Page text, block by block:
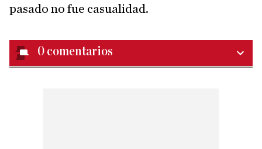
pasado no fue casualidad.
0 comentarios